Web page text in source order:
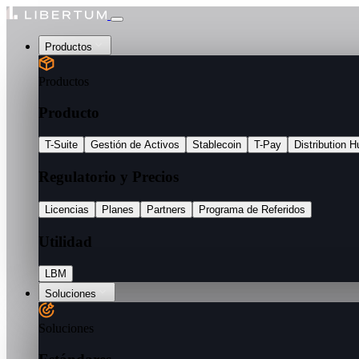
Productos
Productos
Producto
T-Suite Gestión de Activos Stablecoin T-Pay Distribution
Regulatorio y Precios
Licencias Planes Partners Programa de Referidos
Utilidad
LBM
Soluciones
Soluciones